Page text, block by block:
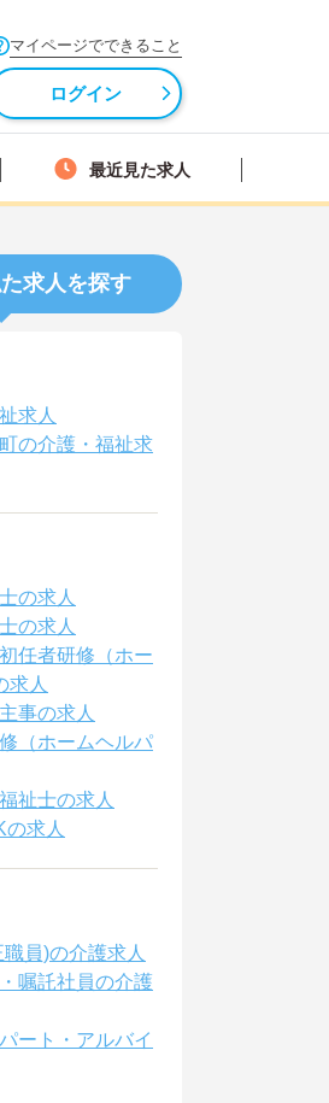
マイページでできること
ログイン
最近見た求人
求人を探す
求人
の介護・福祉求
の求人
の求人
任者研修（ホー
求人
事の求人
（ホームヘルパ
祉士の求人
求人
員)の介護求人
嘱託社員の介護
ート・アルバイ